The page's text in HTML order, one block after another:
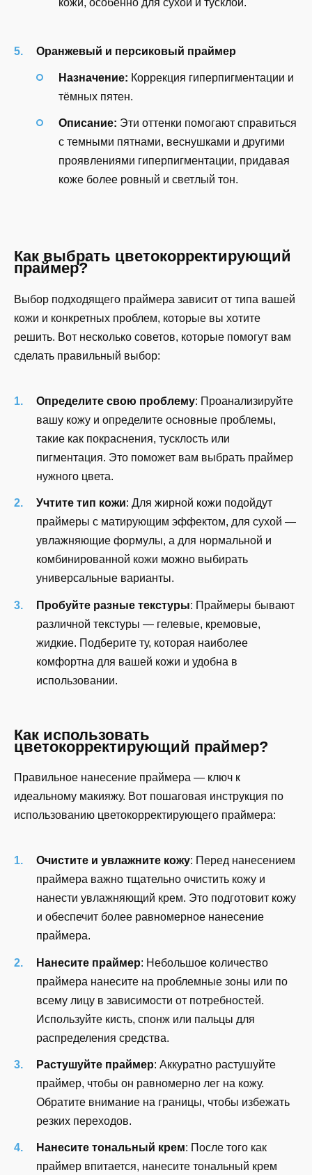
Оранжевый и персиковый праймер
Назначение: Коррекция гиперпигментации и
тёмных пятен.
Описание: Эти оттенки помогают справиться
с темными пятнами, веснушками и другими
проявлениями гиперпигментации, придавая
коже более ровный и светлый тон.
Как выбрать цветокорректирующий
праймер?
Выбор подходящего праймера зависит от типа вашей
кожи и конкретных проблем, которые вы хотите
решить. Вот несколько советов, которые помогут вам
сделать правильный выбор:
Определите свою проблему: Проанализируйте
вашу кожу и определите основные проблемы,
такие как покраснения, тусклость или
пигментация. Это поможет вам выбрать праймер
нужного цвета.
Учтите тип кожи: Для жирной кожи подойдут
праймеры с матирующим эффектом, для сухой —
увлажняющие формулы, а для нормальной и
комбинированной кожи можно выбирать
универсальные варианты.
Пробуйте разные текстуры: Праймеры бывают
различной текстуры — гелевые, кремовые,
жидкие. Подберите ту, которая наиболее
комфортна для вашей кожи и удобна в
использовании.
Как использовать
цветокорректирующий праймер?
Правильное нанесение праймера — ключ к
идеальному макияжу. Вот пошаговая инструкция по
использованию цветокорректирующего праймера:
Очистите и увлажните кожу: Перед нанесением
праймера важно тщательно очистить кожу и
нанести увлажняющий крем. Это подготовит кожу
и обеспечит более равномерное нанесение
праймера.
Нанесите праймер: Небольшое количество
праймера нанесите на проблемные зоны или по
всему лицу в зависимости от потребностей.
Используйте кисть, спонж или пальцы для
распределения средства.
Растушуйте праймер: Аккуратно растушуйте
праймер, чтобы он равномерно лег на кожу.
Обратите внимание на границы, чтобы избежать
резких переходов.
Нанесите тональный крем: После того как
праймер впитается, нанесите тональный крем